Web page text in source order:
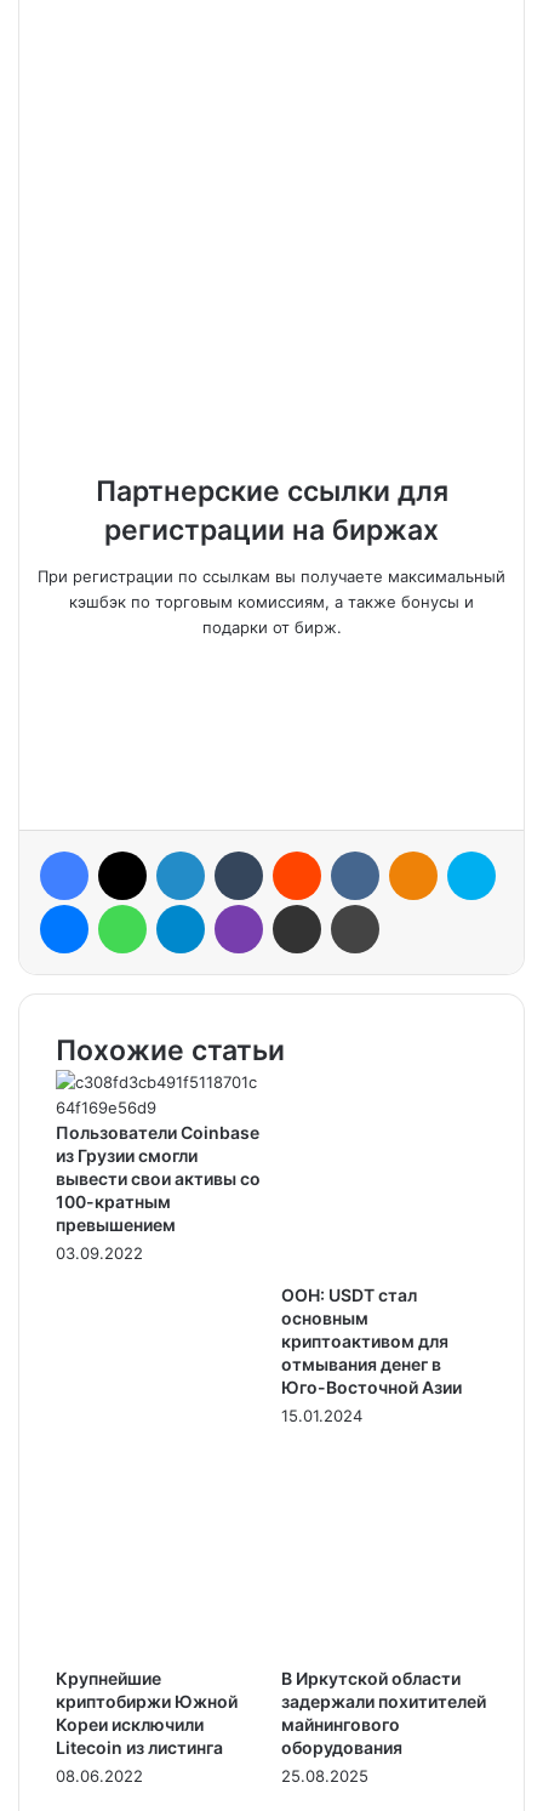
Партнерские ссылки для
регистрации на биржах
При регистрации по ссылкам вы получаете максимальный
кэшбэк по торговым комиссиям, а также бонусы и
подарки от бирж.
Похожие статьи
Пользователи Coinbase
из Грузии смогли
вывести свои активы со
100-кратным
превышением
03.09.2022
ООН: USDT стал
основным
криптоактивом для
отмывания денег в
Юго-Восточной Азии
15.01.2024
Крупнейшие
криптобиржи Южной
Кореи исключили
Litecoin из листинга
08.06.2022
В Иркутской области
задержали похитителей
майнингового
оборудования
25.08.2025